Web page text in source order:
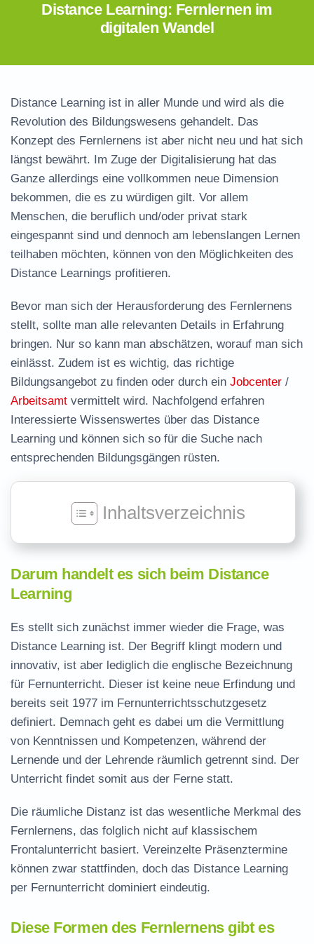
Distance Learning: Fernlernen im
digitalen Wandel
Distance Learning ist in aller Munde und wird als die
Revolution des Bildungswesens gehandelt. Das
Konzept des Fernlernens ist aber nicht neu und hat sich
längst bewährt. Im Zuge der Digitalisierung hat das
Ganze allerdings eine vollkommen neue Dimension
bekommen, die es zu würdigen gilt. Vor allem
Menschen, die beruflich und/oder privat stark
eingespannt sind und dennoch am lebenslangen Lernen
teilhaben möchten, können von den Möglichkeiten des
Distance Learnings profitieren.
Bevor man sich der Herausforderung des Fernlernens
stellt, sollte man alle relevanten Details in Erfahrung
bringen. Nur so kann man abschätzen, worauf man sich
einlässt. Zudem ist es wichtig, das richtige
Bildungsangebot zu finden oder durch ein Jobcenter /
Arbeitsamt vermittelt wird. Nachfolgend erfahren
Interessierte Wissenswertes über das Distance
Learning und können sich so für die Suche nach
entsprechenden Bildungsgängen rüsten.
Inhaltsverzeichnis
Darum handelt es sich beim Distance
Learning
Es stellt sich zunächst immer wieder die Frage, was
Distance Learning ist. Der Begriff klingt modern und
innovativ, ist aber lediglich die englische Bezeichnung
für Fernunterricht. Dieser ist keine neue Erfindung und
bereits seit 1977 im Fernunterrichtsschutzgesetz
definiert. Demnach geht es dabei um die Vermittlung
von Kenntnissen und Kompetenzen, während der
Lernende und der Lehrende räumlich getrennt sind. Der
Unterricht findet somit aus der Ferne statt.
Die räumliche Distanz ist das wesentliche Merkmal des
Fernlernens, das folglich nicht auf klassischem
Frontalunterricht basiert. Vereinzelte Präsenztermine
können zwar stattfinden, doch das Distance Learning
per Fernunterricht dominiert eindeutig.
Diese Formen des Fernlernens gibt es